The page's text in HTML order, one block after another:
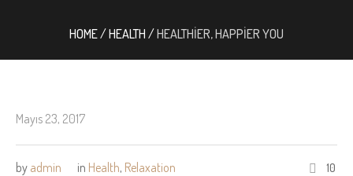
HOME/HEALTH /HEALTHIER, HAPPIER YOU
Mayıs 23, 2017
by admin in Health, Relaxation 10